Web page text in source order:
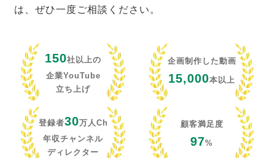
は、ぜひ一度ご相談ください。
150社以上の
企業YouTube
立ち上げ
企画制作した動画
15,000本以上
登録者30万人Ch
年収チャンネル
ディレクター
顧客満足度
97%